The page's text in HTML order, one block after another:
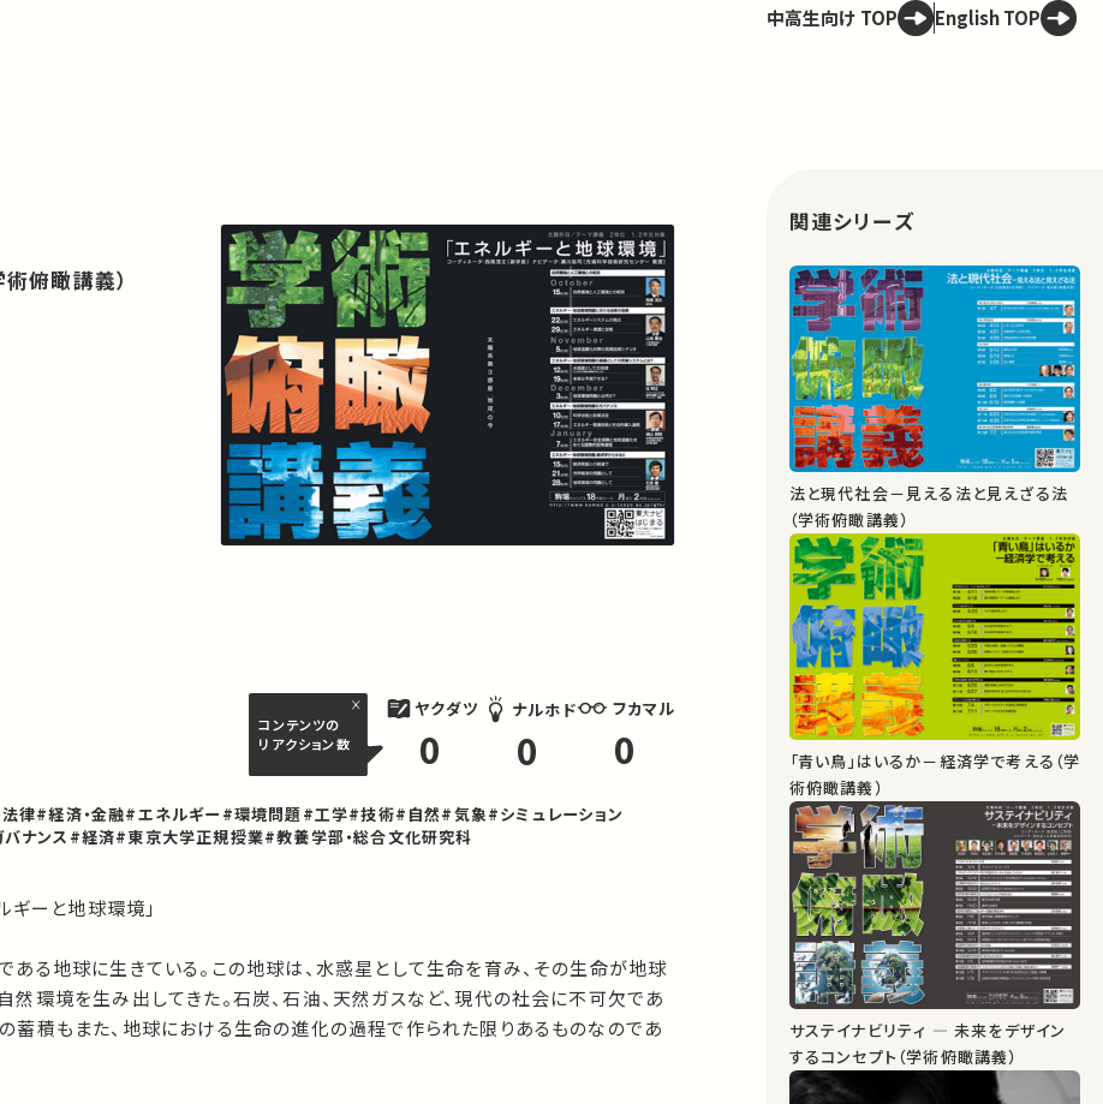
中高生向け TOP English TOP
俯瞰講義）
コンテンツの
リアクション数
ヤクダツ
0
ナルホド
0
フカマル
0
律#経済・金融#エネルギー #環境問題 #工学#技術#自然#気象#シミュレーション
ナンス #経済#東京大学正規授業#教養学部・総合文化研究科
ーと地球環境」
る地球に生きている。この地球は、水惑星として生命を育み、その生命が地球
然環境を生み出してきた。石炭、石油、天然ガスなど、現代の社会に不可欠であ
蓄積もまた、地球における生命の進化の過程で作られた限りあるものなのであ
関連シリーズ
法と現代社会－見える法と見えざる法
（学術俯瞰講義）
「青い鳥」はいるか－経済学で考える（学
術俯瞰講義）
サステイナビリティ ― 未来をデザイン
するコンセプト（学術俯瞰講義）